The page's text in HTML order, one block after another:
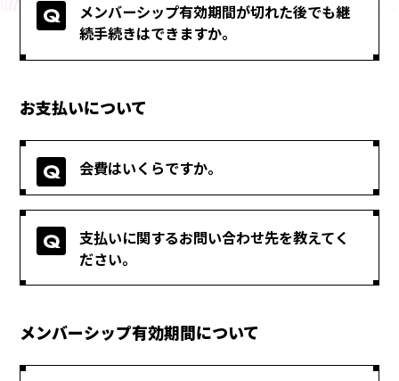
メンバーシップ有効期間が切れた後でも継
続手続きはできますか。
お支払いについて
会費はいくらですか。
支払いに関するお問い合わせ先を教えてく
ださい。
メンバーシップ有効期間について